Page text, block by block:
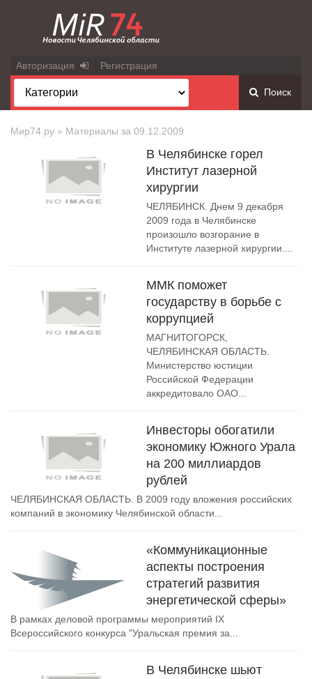
Авторизация Регистрация
Поиск
Мир74.ру » Материалы за 09.12.2009
В Челябинске горел
Институт лазерной
хирургии
ЧЕЛЯБИНСК. Днем 9 декабря
2009 года в Челябинске
произошло возгорание в
Институте лазерной хирургии....
ММК поможет
государству в борьбе с
коррупцией
МАГНИТОГОРСК,
ЧЕЛЯБИНСКАЯ ОБЛАСТЬ.
Министерство юстиции
Российской Федерации
аккредитовало ОАО...
Инвесторы обогатили
экономику Южного Урала
на 200 миллиардов
рублей
ЧЕЛЯБИНСКАЯ ОБЛАСТЬ. В 2009 году вложения российских
компаний в экономику Челябинской области...
«Коммуникационные
аспекты построения
стратегий развития
энергетической сферы»
В рамках деловой программы мероприятий IX
Всероссийского конкурса "Уральская премия за...
В Челябинске шьют